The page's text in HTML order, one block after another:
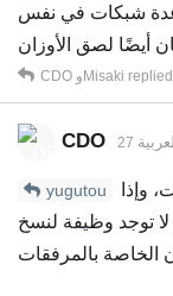
عدة شبكات في نفس
CDO وMisaki
CDO العربية
yugutou
توجد وظيفة لنسخ